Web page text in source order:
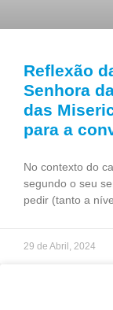
Reflexão
Senhora
das
para a
No contexto do
segundo o seu
pedir (tanto a
29 de Abril, 2024